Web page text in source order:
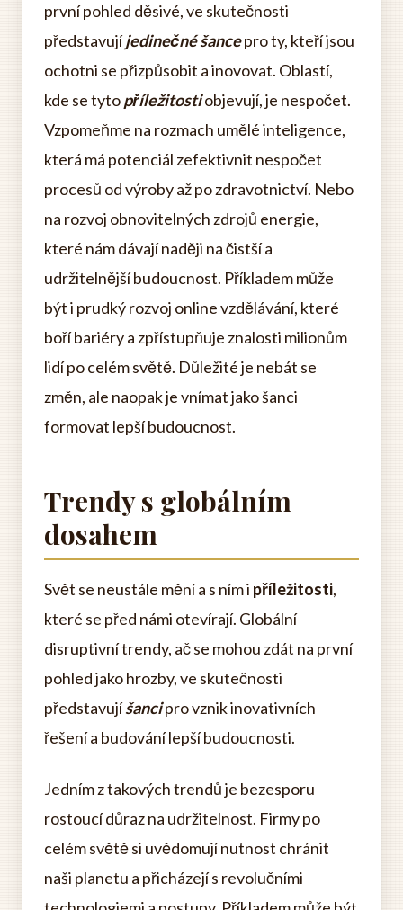
první pohled děsivé, ve skutečnosti
představujíjedinečné šancepro ty, kteří jsou
ochotni se přizpůsobit a inovovat. Oblastí,
kde se tytopříležitostiobjevují, je nespočet.
Vzpomeňme na rozmach umělé inteligence,
která má potenciál zefektivnit nespočet
procesů od výroby až po zdravotnictví. Nebo
na rozvoj obnovitelných zdrojů energie,
které nám dávají naději na čistší a
udržitelnější budoucnost. Příkladem může
být i prudký rozvoj online vzdělávání, které
boří bariéry a zpřístupňuje znalosti milionům
lidí po celém světě. Důležité je nebát se
změn, ale naopak je vnímat jako šanci
formovat lepší budoucnost.
Trendy s globálním
dosahem
Svět se neustále mění a s ním i příležitosti,
které se před námi otevírají. Globální
disruptivní trendy, ač se mohou zdát na první
pohled jako hrozby, ve skutečnosti
představujíšancipro vznik inovativních
řešení a budování lepší budoucnosti.
Jedním z takových trendů je bezesporu
rostoucí důraz na udržitelnost. Firmy po
celém světě si uvědomují nutnost chránit
naši planetu a přicházejí s revolučními